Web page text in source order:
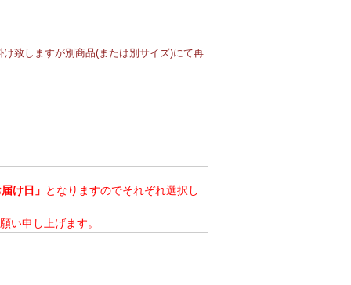
致しますが別商品(または別サイズ)にて再
け日」 となりますのでそれぞれ選択し
い申し上げます。